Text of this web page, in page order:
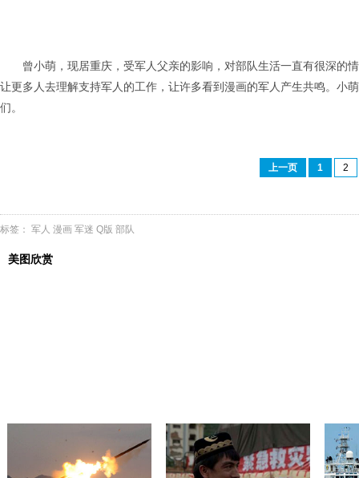
曾小萌，现居重庆，受军人父亲的影响，对部队生活一直有很深的
让更多人去理解支持军人的工作，让许多看到漫画的军人产生共鸣。小
们。
上一页 1 2
标签： 军人 漫画 军迷 Q版 部队
美图欣赏